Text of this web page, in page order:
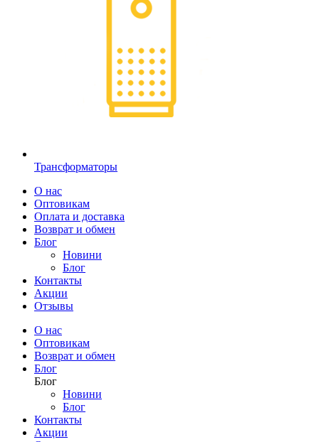
Трансформаторы
О нас
Оптовикам
Оплата и доставка
Возврат и обмен
Блог
Новини
Блог
Контакты
Акции
Отзывы
О нас
Оптовикам
Возврат и обмен
Блог
Блог
Новини
Блог
Контакты
Акции